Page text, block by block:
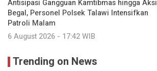
Antisipasi Gangguan Kamtibmas hingga Aksi
Begal, Personel Polsek Talawi Intensifkan
Patroli Malam
6 August 2026 - 17:42 WIB
Trending on News